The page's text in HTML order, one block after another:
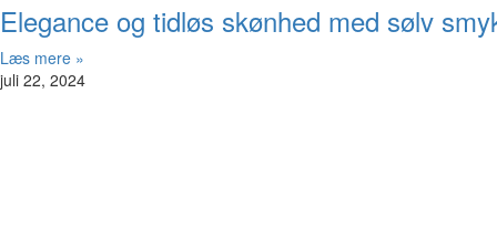
Elegance og tidløs skønhed med sølv
Læs mere »
juli 22, 2024